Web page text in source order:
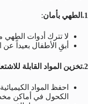
1.الطهي بأمان :
لا تترك أدوات الطهي
أبقِ الأطفال بعيداً عن
2.تخزين المواد القابلة للاشتعال
احفظ المواد
الكحول في أماكن